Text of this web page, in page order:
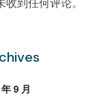
收到任何评论。
9 月